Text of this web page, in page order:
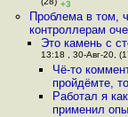
(28) +3
Проблема в том,
контроллерам
Это камень с
13:18 , 30-Авг-20,
Чё-то
пройдёмте,
Работал я
применил